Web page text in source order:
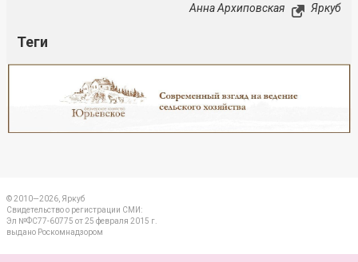
Анна Архиповская Яркуб
Теги
© 2010—2026, Яркуб
Свидетельство о регистрации СМИ:
Эл №ФС77-60775 от 25 февраля 2015 г.
выдано Роскомнадзором